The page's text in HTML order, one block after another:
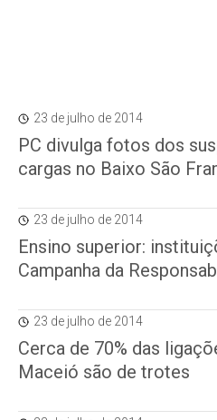
23 de julho de 2014
PC divulga fotos dos
cargas no Baixo São
23 de julho de 2014
Ensino superior:
Campanha da
23 de julho de 2014
Cerca de 70% das
Maceió são de trotes